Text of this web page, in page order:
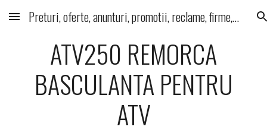
Skip to main content Skip to navigation
Preturi, oferte, anunturi, promotii, reclame, firme, produse, servicii
ATV250 REMORCA
BASCULANTA PENTRU
ATV